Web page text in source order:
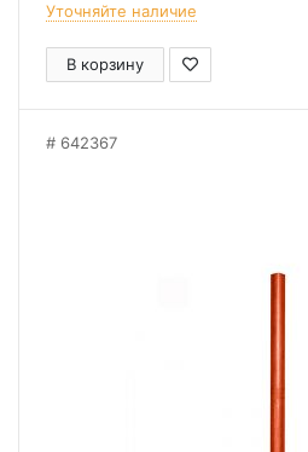
Уточняйте наличие
В корзину
642367